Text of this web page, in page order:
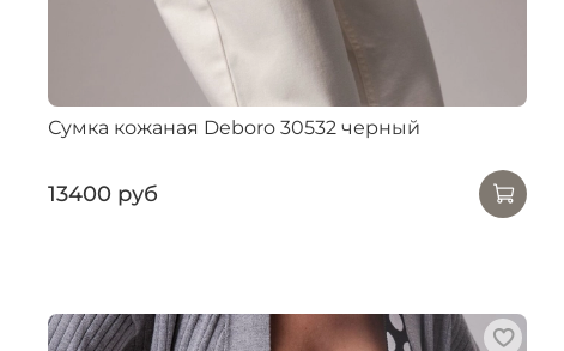
Сумка кожаная Deboro 30532 черный
13400 руб